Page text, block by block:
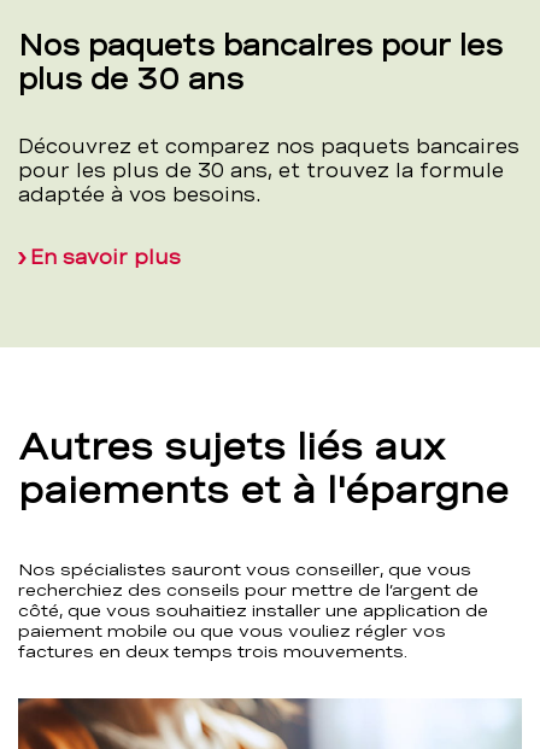
Nos paquets bancaires pour les
plus de 30 ans
Découvrez et comparez nos paquets bancaires
pour les plus de 30 ans, et trouvez la formule
adaptée à vos besoins.
En savoir plus
Autres sujets liés aux
paiements et à l'épargne
Nos spécialistes sauront vous conseiller, que vous
recherchiez des conseils pour mettre de l’argent de
côté, que vous souhaitiez installer une application de
paiement mobile ou que vous vouliez régler vos
factures en deux temps trois mouvements.